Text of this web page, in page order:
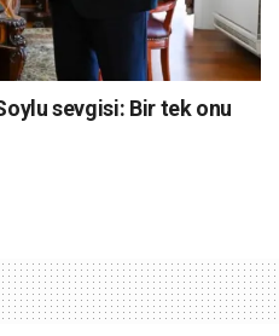
sevgisi: Bir tek onu